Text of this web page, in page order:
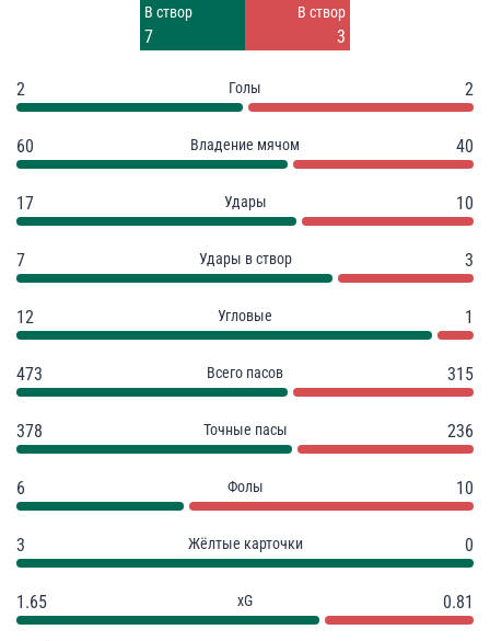
В створ
7
В створ
3
2 Голы 2
60 Владение мячом 40
17 Удары 10
7 Удары в створ 3
12 Угловые 1
473 Всего пасов 315
378 Точные пасы 236
6 Фолы 10
3 Жёлтые карточки 0
1.65 xG 0.81